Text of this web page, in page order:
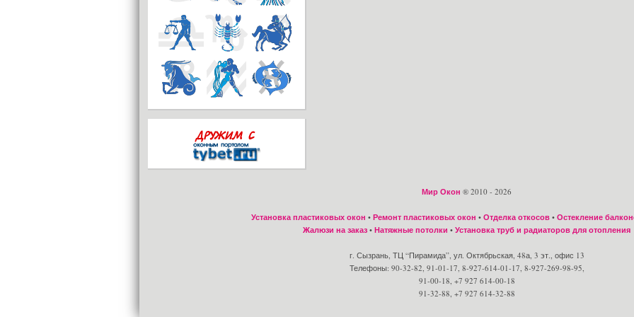
Мир Окон ® 2010 - 2026
Установка пластиковых окон • Ремонт пластиковых окон • Отделка откосов• Остекление
Жалюзи на заказ • Натяжные потолки • Установка труб и радиаторов для отопления
г. Сызрань, ТЦ “Пирамида”, ул. Октябрьская, 48а, 3 эт., офис 13
Телефоны: 90-32-82, 91-01-17, 8-927-614-01-17, 8-927-269-98-95,
91-00-18, +7 927 614-00-18
91-32-88, +7 927 614-32-88